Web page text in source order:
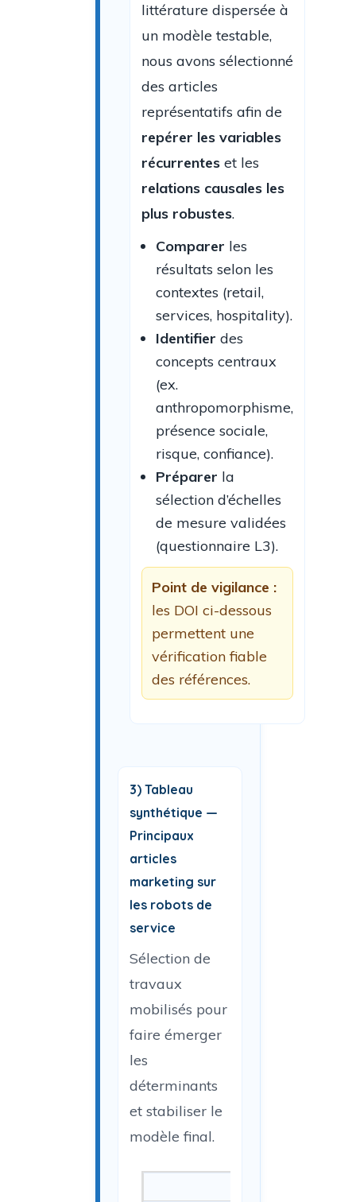
littérature dispersée à
un modèle testable,
nous avons sélectionné
des articles
représentatifs afin de
repérer les variables
récurrentes et les
relations causales les
plus robustes.
Comparer les
résultats selon les
contextes (retail,
services, hospitality).
Identifier des
concepts centraux
(ex.
anthropomorphisme,
présence sociale,
risque, confiance).
Préparer la
sélection d’échelles
de mesure validées
(questionnaire L3).
Point de vigilance :
les DOI ci-dessous
permettent une
vérification fiable
des références.
3) Tableau
synthétique —
Principaux
articles
marketing sur
les robots de
service
Sélection de
travaux
mobilisés pour
faire émerger
les
déterminants
et stabiliser le
modèle final.